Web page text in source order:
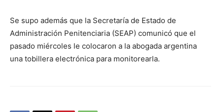
Se supo además que la Secretaría de Estado de
Administración Penitenciaria (SEAP) comunicó que el
pasado miércoles le colocaron a la abogada argentina
una tobillera electrónica para monitorearla.